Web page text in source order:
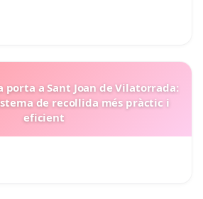
a Sant Joan de Vilatorrada:
de recollida més pràctic i
eficient